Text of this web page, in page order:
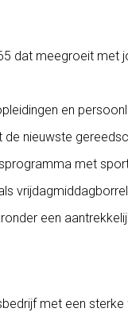
dat meegroeit met
en
nieuwste
met
een
met een